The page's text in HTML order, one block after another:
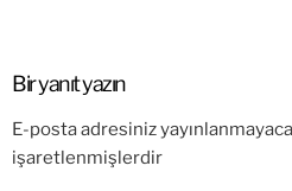
Bir yanıt yazın
E-posta adresiniz
işaretlenmişlerdir